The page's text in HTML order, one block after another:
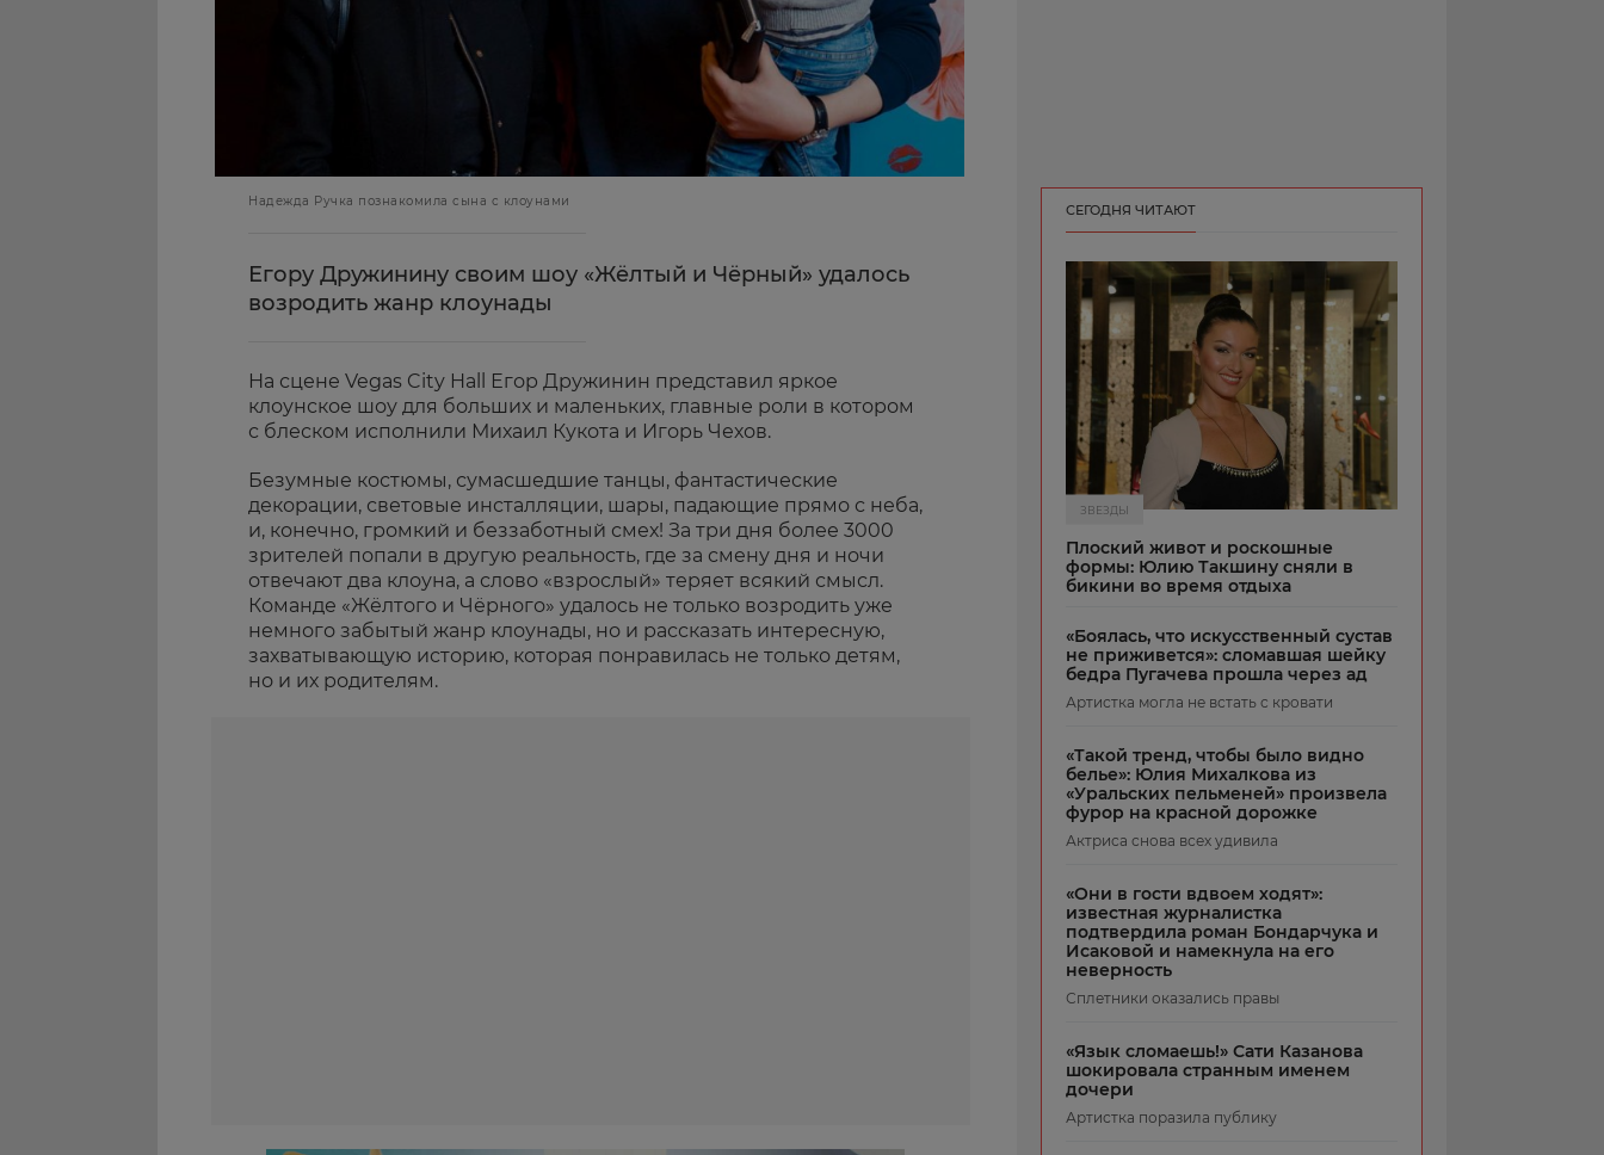
Надежда Ручка познакомила сына с клоунами
Егору Дружинину своим шоу «Жёлтый и Чёрный» удалось
возродить жанр клоунады
На сцене Vegas City Hall Егор Дружинин представил яркое
клоунское шоу для больших и маленьких, главные роли в котором
с блеском исполнили Михаил Кукота и Игорь Чехов.
Безумные костюмы, сумасшедшие танцы, фантастические
декорации, световые инсталляции, шары, падающие прямо с неба,
и, конечно, громкий и беззаботный смех! За три дня более 3000
зрителей попали в другую реальность, где за смену дня и ночи
отвечают два клоуна, а слово «взрослый» теряет всякий смысл.
Команде «Жёлтого и Чёрного» удалось не только возродить уже
немного забытый жанр клоунады, но и рассказать интересную,
захватывающую историю, которая понравилась не только детям,
но и их родителям.
СЕГОДНЯ ЧИТАЮТ
ЗВЕЗДЫ
Плоский живот и роскошные
формы: Юлию Такшину сняли в
бикини во время отдыха
«Боялась, что искусственный сустав
не приживется»: сломавшая шейку
бедра Пугачева прошла через ад
Артистка могла не встать с кровати
«Такой тренд, чтобы было видно
белье»: Юлия Михалкова из
«Уральских пельменей» произвела
фурор на красной дорожке
Актриса снова всех удивила
«Они в гости вдвоем ходят»:
известная журналистка
подтвердила роман Бондарчука и
Исаковой и намекнула на его
неверность
Сплетники оказались правы
«Язык сломаешь!» Сати Казанова
шокировала странным именем
дочери
Артистка поразила публику